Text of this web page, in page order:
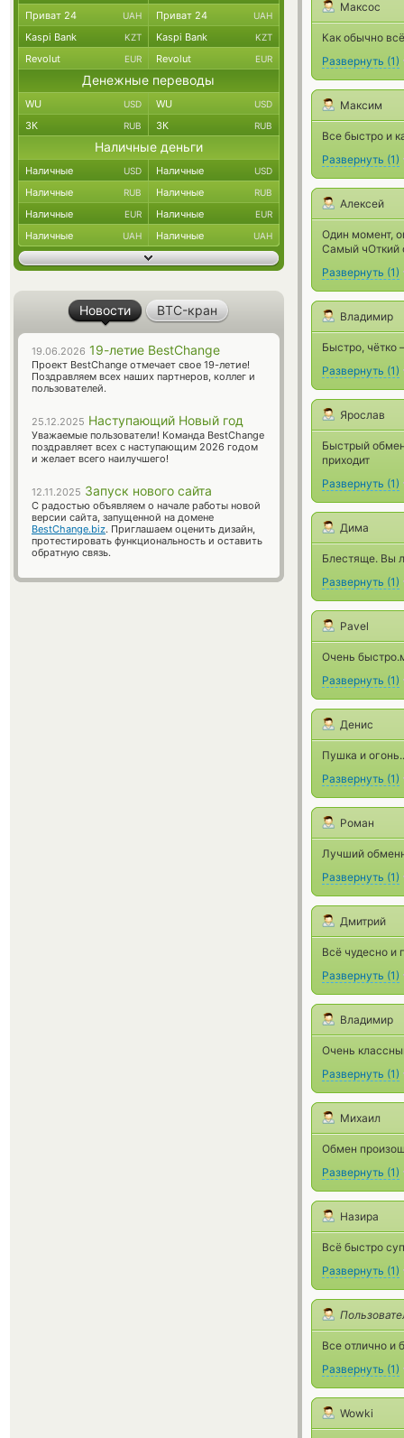
Максос
Как обычно
Развернуть (1)
Максим
Все быстро и
Развернуть (1)
Алексей
Один момент,
Самый чОткий
Развернуть (1)
Владимир
Быстро, чётко
Развернуть (1)
Ярослав
Быстрый
приходит
Развернуть (1)
Дима
Блестяще. Вы
Развернуть (1)
Pavel
Очень
Развернуть (1)
Денис
Пушка и
Развернуть (1)
Роман
Лучший
Развернуть (1)
Дмитрий
Всё чудесно и
Развернуть (1)
Владимир
Очень
Развернуть (1)
Михаил
Обмен
Развернуть (1)
Назира
Всё быстро
Развернуть (1)
Все отлично и
Развернуть (1)
Wowki
Приват 24 UAH Приват 24 UAH
Kaspi Bank KZT Kaspi Bank KZT
Revolut EUR Revolut EUR
Денежные переводы
WU USD WU USD
ЗК RUB ЗК RUB
Наличные деньги
Наличные USD Наличные USD
Наличные RUB Наличные RUB
Наличные EUR Наличные EUR
Наличные UAH Наличные UAH
Новости BTC-кран
19.06.2026 19-летие BestChange
Проект BestChange отмечает свое 19-летие!
Поздравляем всех наших партнеров, коллег и
пользователей.
25.12.2025 Наступающий Новый год
Уважаемые пользователи! Команда BestChange
поздравляет всех с наступающим 2026 годом
и желает всего наилучшего!
12.11.2025 Запуск нового сайта
С радостью объявляем о начале работы новой
версии сайта, запущенной на домене
BestChange.biz. Приглашаем оценить дизайн,
протестировать функциональность и оставить
обратную связь.